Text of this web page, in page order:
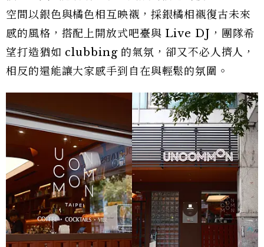
空間以銀色與橘色相互映襯，採銀橘相襯復古未來
感的風格，搭配上開放式吧臺與 Live DJ，團隊希
望打造猶如 clubbing 的氣氛，卻又不必人擠人，
相反的還能讓大家感手到自在與輕鬆的氛圍。